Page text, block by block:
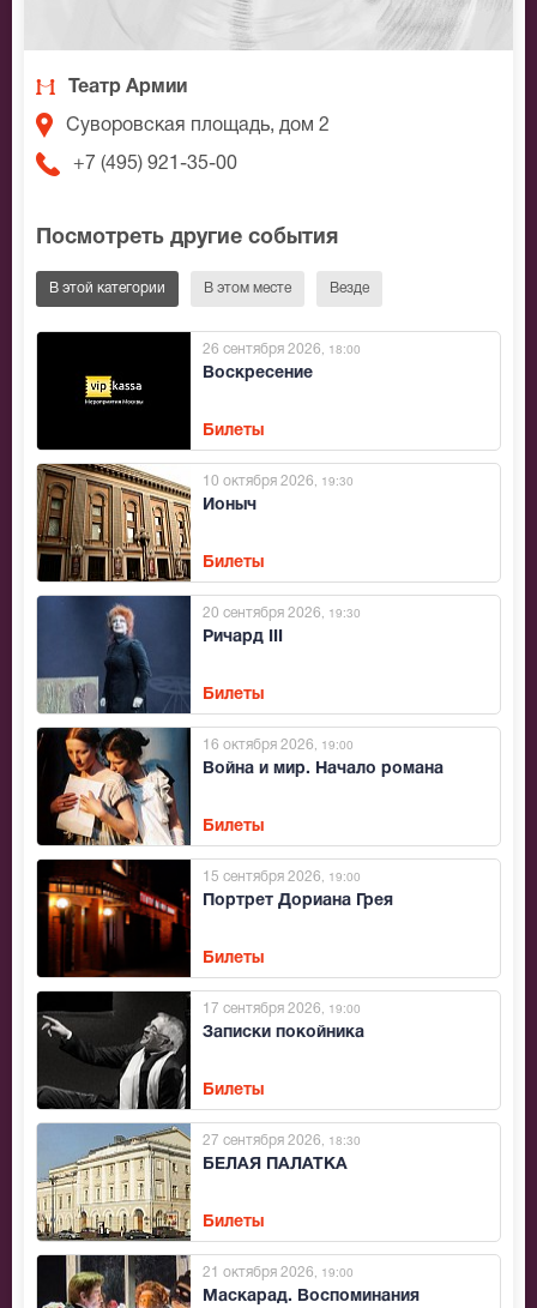
Театр Армии
Суворовская площадь, дом 2
+7 (495) 921-35-00
Посмотреть другие события
В этой категории В этом месте Везде
Воскресение
26 сентября 2026 , 18:00
Билеты
Ионыч
10 октября 2026 , 19:30
Билеты
Ричард III
20 сентября 2026 , 19:30
Билеты
Война и мир. Начало романа
16 октября 2026 , 19:00
Билеты
Портрет Дориана Грея
15 сентября 2026 , 19:00
Билеты
Записки покойника
17 сентября 2026 , 19:00
Билеты
БЕЛАЯ ПАЛАТКА
27 сентября 2026 , 18:30
Билеты
Маскарад. Воспоминания
21 октября 2026 , 19:00